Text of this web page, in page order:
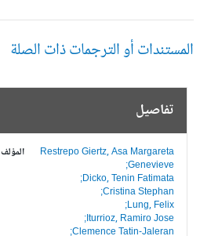
أو الترجمات ذات الصلة
تفاصيل
المؤلف
Restrepo Giertz, Asa Margareta
Genevieve;
Dicko, Tenin Fatimata;
Cristina Stephan;
Lung, Felix;
Iturrioz, Ramiro Jose;
Clemence Tatin-Jaleran;